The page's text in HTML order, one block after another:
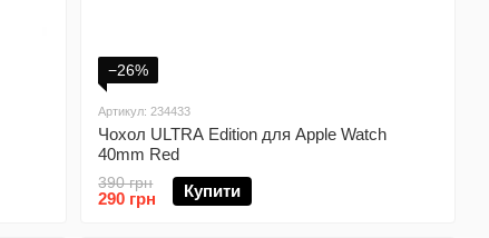
−26%
Артикул: 234433
Чохол ULTRA Edition для Apple Watch
40mm Red
390 грн
290 грн Купити